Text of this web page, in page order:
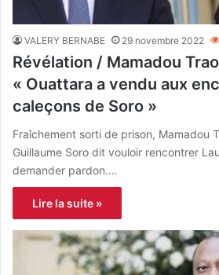
VALERY BERNABE 29 novembre 2022
Révélation / Mamadou
« Ouattara a vendu aux
caleçons de Soro »
Fraîchement sorti de prison, Mamadou
Guillaume Soro dit vouloir rencontrer
demander pardon.…
Lire la suite »